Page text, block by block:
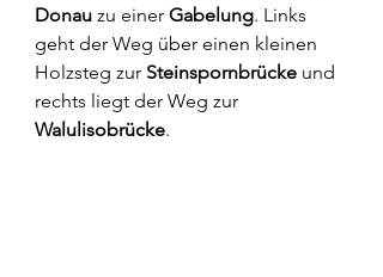
Donau zu einer Gabelung. Links
geht der Weg über einen kleinen
Holzsteg zur Steinspornbrücke und
rechts liegt der Weg zur
Walulisobrücke.